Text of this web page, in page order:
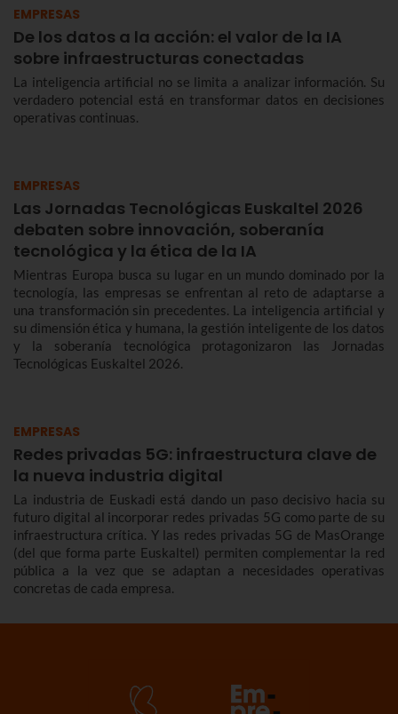
EMPRESAS
De los datos a la acción: el valor de la IA
sobre infraestructuras conectadas
La inteligencia artificial no se limita a analizar información. Su
verdadero potencial está en transformar datos en decisiones
operativas continuas.
EMPRESAS
Las Jornadas Tecnológicas Euskaltel 2026
debaten sobre innovación, soberanía
tecnológica y la ética de la IA
Mientras Europa busca su lugar en un mundo dominado por la
tecnología, las empresas se enfrentan al reto de adaptarse a
una transformación sin precedentes. La inteligencia artificial y
su dimensión ética y humana, la gestión inteligente de los datos
y la soberanía tecnológica protagonizaron las Jornadas
Tecnológicas Euskaltel 2026.
EMPRESAS
Redes privadas 5G: infraestructura clave de
la nueva industria digital
La industria de Euskadi está dando un paso decisivo hacia su
futuro digital al incorporar redes privadas 5G como parte de su
infraestructura crítica. Y las redes privadas 5G de MasOrange
(del que forma parte Euskaltel) permiten complementar la red
pública a la vez que se adaptan a necesidades operativas
concretas de cada empresa.